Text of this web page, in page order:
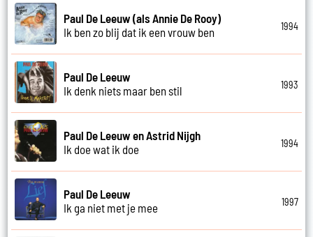
Paul De Leeuw (als Annie De Rooy)
Ik ben zo blij dat ik een vrouw ben
1994
Paul De Leeuw
Ik denk niets maar ben stil
1993
Paul De Leeuw en Astrid Nijgh
Ik doe wat ik doe
1994
Paul De Leeuw
Ik ga niet met je mee
1997